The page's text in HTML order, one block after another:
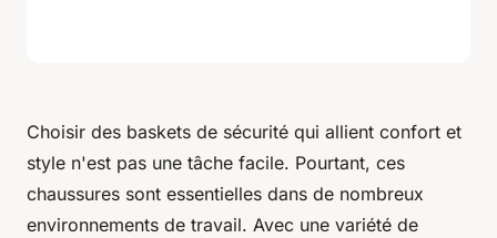
Choisir des baskets de sécurité qui allient confort et
style n'est pas une tâche facile. Pourtant, ces
chaussures sont essentielles dans de nombreux
environnements de travail. Avec une variété de